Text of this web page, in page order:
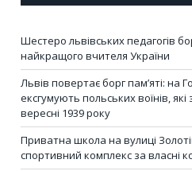
Шестеро львівських педагогів
найкращого вчителя України
Львів повертає борг пам’яті: на
ексгумують польських воїнів,
вересні 1939 року
Приватна школа на вулиці
спортивний комплекс за власні